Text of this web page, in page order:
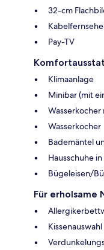
32-cm
Pay-TV
Klimaanlage
Minibar (mit
Wasserkocher
Bademäntel
Hausschuhe
Bügeleisen/
Für erholsame
Kissenauswahl